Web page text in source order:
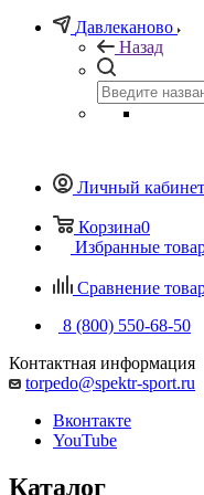
Давлеканово
Назад
Личный кабинет
Корзина0
Избранные
Сравнение
8 (800) 550-68-50
Контактная информация
torpedo@spektr-sport.ru
Вконтакте
YouTube
Каталог